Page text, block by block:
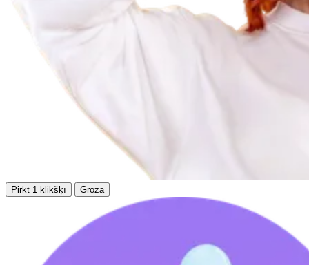
Pirkt 1 klikšķī Grozā